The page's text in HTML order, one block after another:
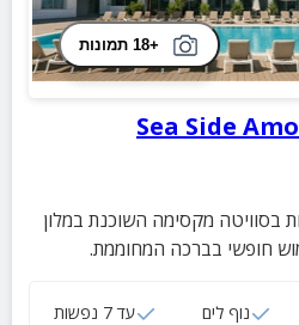
+18 תמונות
בסוויטה מקסימה השוכנת במלון
חופשי בברכה המחוממת.
נוף לים עד 7 נפשות